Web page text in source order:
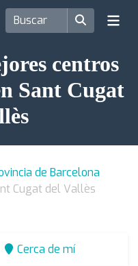
centros
Sant Cugat
de Barcelona
Cugat del Vallès
Cerca de mí